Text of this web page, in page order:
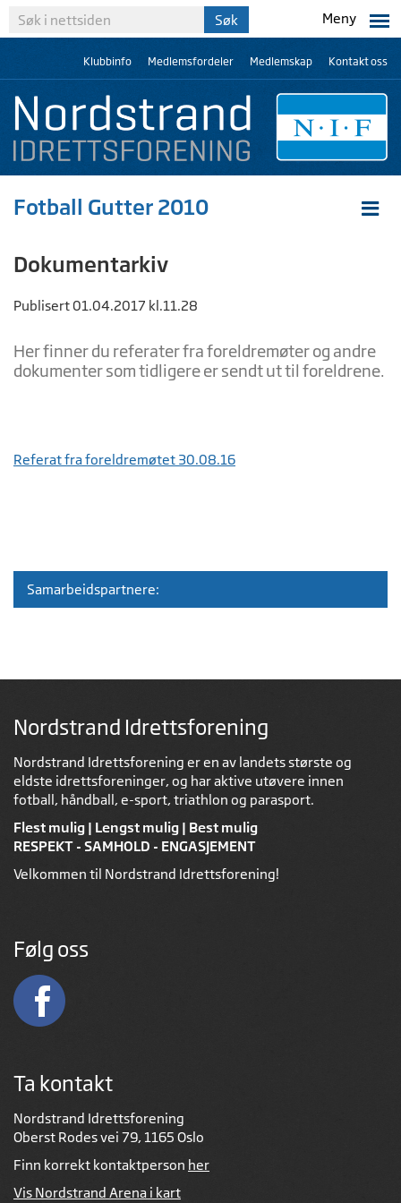
Meny
Klubbinfo Medlemsfordeler Medlemskap Kontakt oss
Fotball Gutter 2010
Dokumentarkiv
Publisert 01.04.2017 kl.11.28
Her finner du referater fra foreldremøter og andre
dokumenter som tidligere er sendt ut til foreldrene.
Referat fra foreldremøtet 30.08.16
Samarbeidspartnere:
Nordstrand Idrettsforening
Nordstrand Idrettsforening er en av landets største og
eldste idrettsforeninger, og har aktive utøvere innen
fotball, håndball, e-sport, triathlon og parasport.
Flest mulig | Lengst mulig | Best mulig
RESPEKT - SAMHOLD - ENGASJEMENT
Velkommen til Nordstrand Idrettsforening!
Følg oss
Ta kontakt
Nordstrand Idrettsforening
Oberst Rodes vei 79, 1165 Oslo
Finn korrekt kontaktperson her
Vis Nordstrand Arena i kart